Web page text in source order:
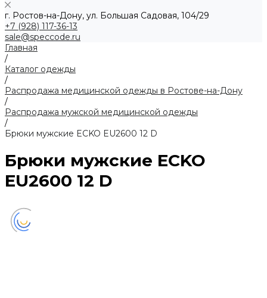
г. Ростов-на-Дону, ул. Большая Садовая, 104/29
+7 (928) 117-36-13
sale@speccode.ru
Главная
/
Каталог одежды
/
Распродажа медицинской одежды в Ростове-на-Дону
/
Распродажа мужской медицинской одежды
/
Брюки мужские ECKO EU2600 12 D
Брюки мужские ECKO
EU2600 12 D